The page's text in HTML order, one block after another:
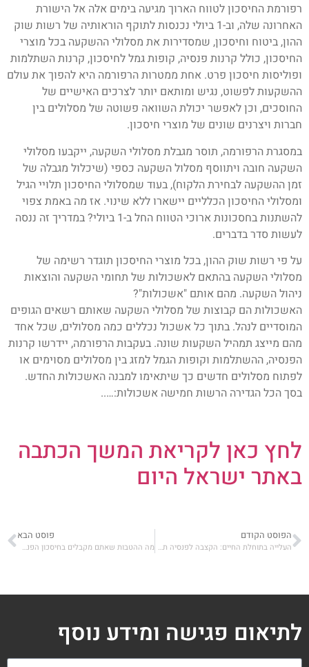
רפורמת החיסכון לטווח הארוך מגיעה בימים אלה אל הישורת
האחרונה שלה, וב-1 ביולי נכנסות לתוקף הוראותיה של רשות שוק
ההון, ביטוח וחיסכון, שמסדירות את מסלולי ההשקעה בכל מוצרי
החיסכון, כולל קרנות פנסיה, קופות גמל לחיסכון, קרנות השתלמות
ופוליסות חיסכון פרט. אחת ממטרות הרפורמה היא להפוך את עולם
ההשקעות לפשוט, נגיש ומותאם יותר לצרכים האישיים של
החוסכים, וכן לאפשר יכולת השוואה פשוטה של מסלולים בין
חברות ויצרנים שונים של מוצרי חיסכון.
במסגרת הרפורמה, תוסר מגבלת מסלולי השקעה, ייקבעו מסלולי
השקעה חובה ויתווסף מסלול השקעה כספי (שיכלול מגבלה של
זמן ההשקעה לבחירת הלקוח), בעוד שמסלולי החיסכון תלויי הגיל
ומסלולי החיסכון הכלליים יישארו ללא שינוי. אז מה באמת צפוי
להשתנות בחסכונות ארוכי הטווח החל ב-1 ביולי? במדריך זה ננסה
לעשות סדר בדברים.
על פי רשות שוק ההון, בכל מוצרי החיסכון תוגדר רשימה של
מסלולי השקעה בהתאם לאשכולות של תחומי השקעה והוצאות
ניהול השקעה. מהם אותם "אשכולות"?
האשכולות הם קבוצות של מסלולי השקעה שאותם רשאים הגופים
המוסדיים לנהל. בתוך כל אשכול נכללים כמה מסלולים, שכל אחד
מהם מייצג תמהיל השקעות שונה. בעקבות הרפורמה, יידרשו קרנות
הפנסיה, ההשתלמות וקופות הגמל למזג בין מסלולים מסוימים או
לפתוח מסלולים חדשים כך שיתאימו למבנה האשכולות החדש.
בסך הכל הגדירה הרשות חמישה אשכולות:…..
לחץ כאן לקריאת המשך הכתבה
באתר ישראל היום
הפוסט הקודם
העלייה בתוחלת החיים: הקצבה לפנסיה תפחת ב-0.5%, בביטוחי החיים ב-1%
פוסט הבא
מה ההטבות שאתם מקבלים בחיסכון הפנסיוני והאם הן בסכנה?
לתיאום פגישה ומידע נוסף